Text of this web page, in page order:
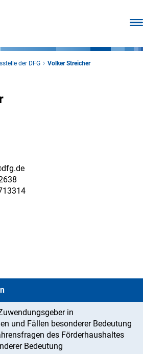
der DFG Volker Streicher
in
und Fällen besonderer Bedeutung
des Förderhaushaltes
Bedeutung